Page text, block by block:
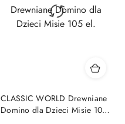
CLASSIC WORLD Drewniane
Domino dla Dzieci Misie 105